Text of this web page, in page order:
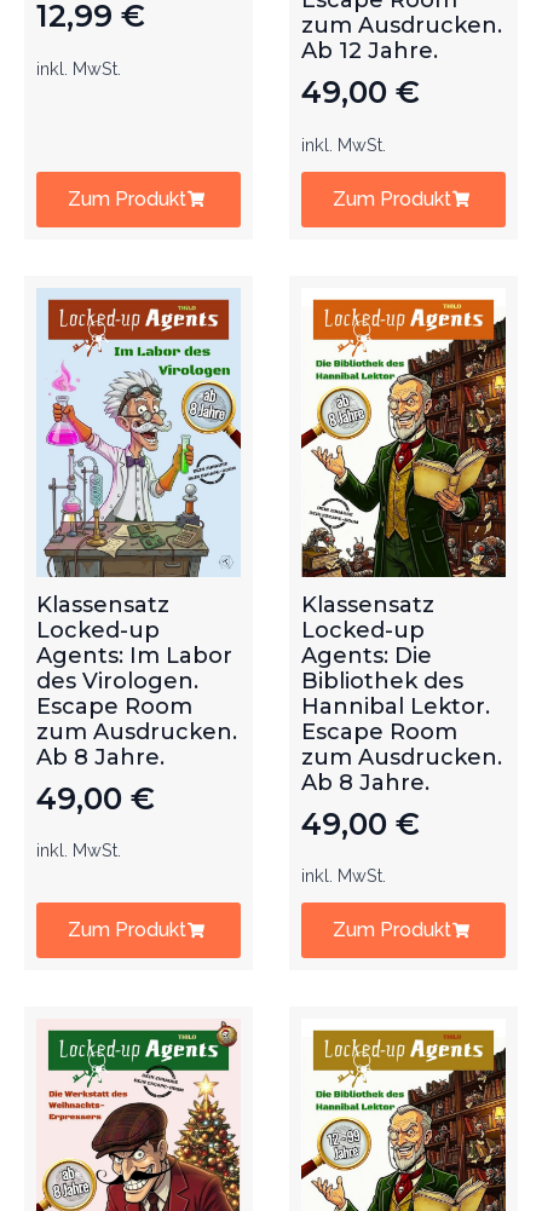
12,99 €
inkl. MwSt.
Zum Produkt
zum Ausdrucken.
Ab 12 Jahre.
49,00 €
inkl. MwSt.
Zum Produkt
Klassensatz
Locked-up
Agents: Im Labor
des Virologen.
Escape Room
zum Ausdrucken.
Ab 8 Jahre.
49,00 €
inkl. MwSt.
Zum Produkt
Klassensatz
Locked-up
Agents: Die
Bibliothek des
Hannibal Lektor.
Escape Room
zum Ausdrucken.
Ab 8 Jahre.
49,00 €
inkl. MwSt.
Zum Produkt